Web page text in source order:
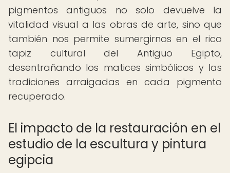
pigmentos antiguos no solo devuelve la
vitalidad visual a las obras de arte, sino que
también nos permite sumergirnos en el rico
tapiz cultural del Antiguo Egipto,
desentrañando los matices simbólicos y las
tradiciones arraigadas en cada pigmento
recuperado.
El impacto de la restauración en el
estudio de la escultura y pintura
egipcia